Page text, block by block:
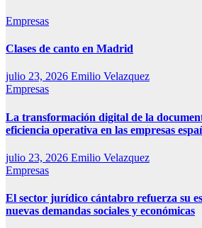
Empresas
Clases de canto en Madrid
julio 23, 2026 Emilio Velazquez
Empresas
La transformación digital de la
eficiencia operativa en las empresas
julio 23, 2026 Emilio Velazquez
Empresas
El sector jurídico cántabro refuerza su
nuevas demandas sociales y económicas